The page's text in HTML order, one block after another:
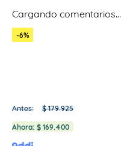
Cargando comentarios…
-6%
Antes: $ 179.925
Ahora: $ 169.400